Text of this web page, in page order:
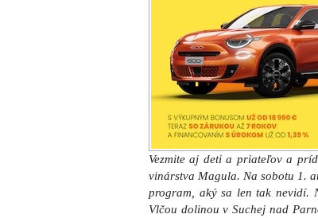
bary a večer si návštevníci
výhľadom v improvizovanom
Tešiť sa tiež môžete na
všetko v podaní podobných